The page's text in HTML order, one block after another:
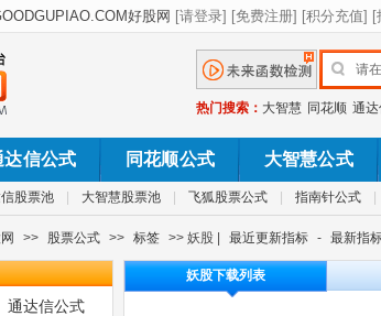
热门搜索： 大智慧 同花顺 通
达信公式 同花顺公式 大智慧公式
股票池 大智慧股票池 飞狐股票公式 指南针公式
>> 股票公式 >> 标签 >> 妖股 | 最近更新指标 - 最新指
通达信公式
妖股下载列表